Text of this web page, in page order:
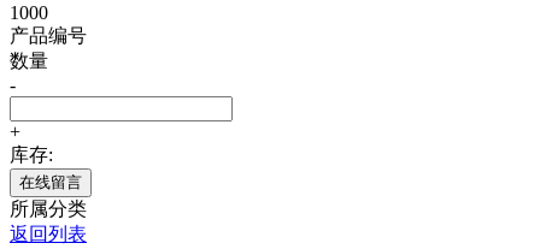
1000
产品编号
数量
-
+
库存:
在线留言
所属分类
返回列表